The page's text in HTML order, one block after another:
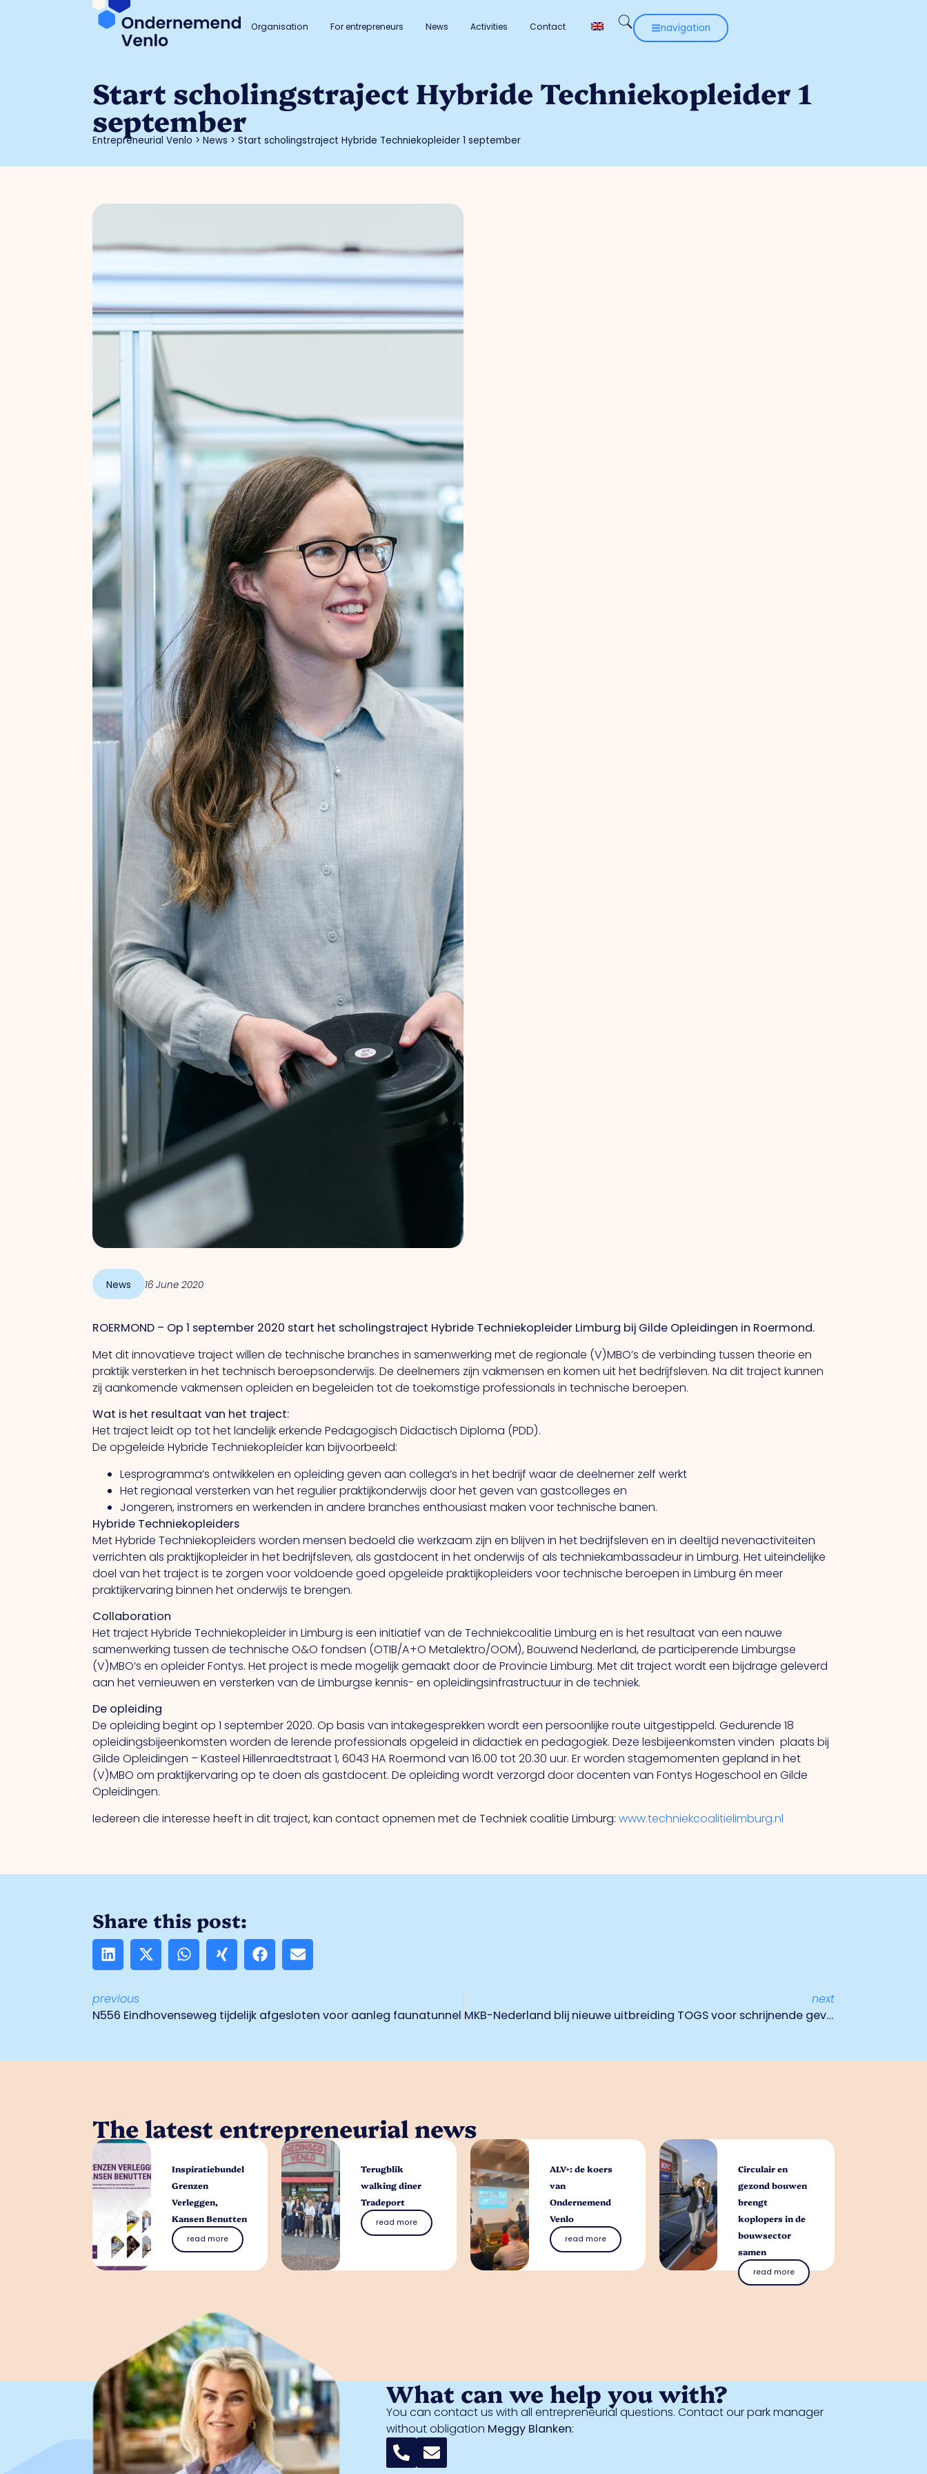
Organisation For entrepreneurs News Activities Contact navigation
Start scholingstraject Hybride Techniekopleider 1
september
Entrepreneurial Venlo >News >Start scholingstraject Hybride Techniekopleider 1 september
News 16 June 2020
ROERMOND – Op 1 september 2020 start het scholingstraject Hybride Techniekopleider Limburg bij Gilde Opleidingen in Roermond.
Met dit innovatieve traject willen de technische branches in samenwerking met de regionale (V)MBO’s de verbinding tussen theorie en
praktijk versterken in het technisch beroepsonderwijs. De deelnemers zijn vakmensen en komen uit het bedrijfsleven. Na dit traject kunnen
zij aankomende vakmensen opleiden en begeleiden tot de toekomstige professionals in technische beroepen.
Wat is het resultaat van het traject:
Het traject leidt op tot het landelijk erkende Pedagogisch Didactisch Diploma (PDD).
De opgeleide Hybride Techniekopleider kan bijvoorbeeld:
Lesprogramma’s ontwikkelen en opleiding geven aan collega’s in het bedrijf waar de deelnemer zelf werkt
Het regionaal versterken van het regulier praktijkonderwijs door het geven van gastcolleges en
Jongeren, instromers en werkenden in andere branches enthousiast maken voor technische banen.
Hybride Techniekopleiders
Met Hybride Techniekopleiders worden mensen bedoeld die werkzaam zijn en blijven in het bedrijfsleven en in deeltijd nevenactiviteiten
verrichten als praktijkopleider in het bedrijfsleven, als gastdocent in het onderwijs of als techniekambassadeur in Limburg. Het uiteindelijke
doel van het traject is te zorgen voor voldoende goed opgeleide praktijkopleiders voor technische beroepen in Limburg én meer
praktijkervaring binnen het onderwijs te brengen.
Collaboration
Het traject Hybride Techniekopleider in Limburg is een initiatief van de Techniekcoalitie Limburg en is het resultaat van een nauwe
samenwerking tussen de technische O&O fondsen (OTIB/A+O Metalektro/OOM), Bouwend Nederland, de participerende Limburgse
(V)MBO’s en opleider Fontys. Het project is mede mogelijk gemaakt door de Provincie Limburg. Met dit traject wordt een bijdrage geleverd
aan het vernieuwen en versterken van de Limburgse kennis- en opleidingsinfrastructuur in de techniek.
De opleiding
De opleiding begint op 1 september 2020. Op basis van intakegesprekken wordt een persoonlijke route uitgestippeld. Gedurende 18
opleidingsbijeenkomsten worden de lerende professionals opgeleid in didactiek en pedagogiek. Deze lesbijeenkomsten vinden plaats bij
Gilde Opleidingen – Kasteel Hillenraedtstraat 1, 6043 HA Roermond van 16.00 tot 20.30 uur. Er worden stagemomenten gepland in het
(V)MBO om praktijkervaring op te doen als gastdocent. De opleiding wordt verzorgd door docenten van Fontys Hogeschool en Gilde
Opleidingen.
Iedereen die interesse heeft in dit traject, kan contact opnemen met de Techniek coalitie Limburg:www.techniekcoalitielimburg.nl
Share this post:
previous
N556 Eindhovenseweg tijdelijk afgesloten voor aanleg faunatunnel
next
MKB-Nederland blij nieuwe uitbreiding TOGS voor schrijnende gevallen
The latest entrepreneurial news
Inspiratiebundel
Grenzen
Verleggen,
Kansen Benutten
read more
Terugblik
walking diner
Tradeport
read more
ALV+: de koers
van
Ondernemend
Venlo
read more
Circulair en
gezond bouwen
brengt
koplopers in de
bouwsector
samen
read more
What can we help you with?
You can contact us with all entrepreneurial questions. Contact our park manager
without obligation Meggy Blanken: